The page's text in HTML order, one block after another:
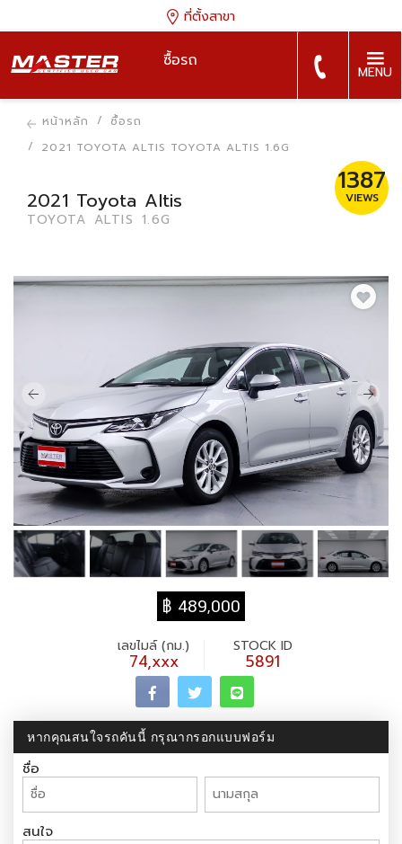
ที่ตั้งสาขา
ซื้อรถ
MENU
หน้าหลัก
ซื้อรถ
2021 TOYOTA ALTIS TOYOTA ALTIS 1.6G
2021 Toyota Altis
TOYOTA ALTIS 1.6G
1387
VIEWS
฿ 489,000
เลขไมล์ (กม.)
74,xxx
STOCK ID
5891
หากคุณสนใจรถคันนี้ กรุณากรอกแบบฟอร์ม
ชื่อ
สนใจ